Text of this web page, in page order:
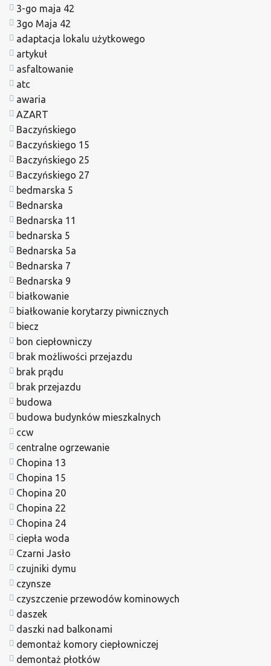
3-go maja 42
3go Maja 42
adaptacja lokalu użytkowego
artykuł
asfaltowanie
atc
awaria
AZART
Baczyńskiego
Baczyńskiego 15
Baczyńskiego 25
Baczyńskiego 27
bedmarska 5
Bednarska
Bednarska 11
bednarska 5
Bednarska 5a
Bednarska 7
Bednarska 9
białkowanie
białkowanie korytarzy piwnicznych
biecz
bon ciepłowniczy
brak możliwości przejazdu
brak prądu
brak przejazdu
budowa
budowa budynków mieszkalnych
ccw
centralne ogrzewanie
Chopina 13
Chopina 15
Chopina 20
Chopina 22
Chopina 24
ciepła woda
Czarni Jasło
czujniki dymu
czynsze
czyszczenie przewodów kominowych
daszek
daszki nad balkonami
demontaż komory ciepłowniczej
demontaż płotków